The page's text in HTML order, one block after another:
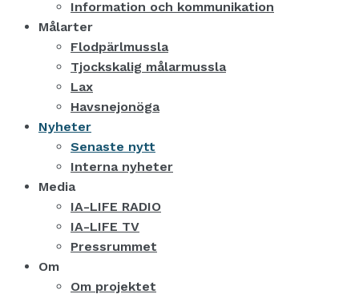
Information och kommunikation
Målarter
Flodpärlmussla
Tjockskalig målarmussla
Lax
Havsnejonöga
Nyheter
Senaste nytt
Interna nyheter
Media
IA-LIFE RADIO
IA-LIFE TV
Pressrummet
Om
Om projektet